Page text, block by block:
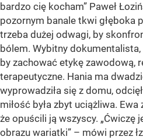
bardzo cię kocham” Paweł
pozornym banale tkwi głęboka
trzeba dużej odwagi, by
bólem. Wybitny
by zachować etykę zawodową,
terapeutyczne. Hania ma
wyprowadziła się z domu,
miłość była zbyt uciążliwa.
że opuścili ją wszyscy. „Ćwiczę
obrazu wariatki” – mówi przez